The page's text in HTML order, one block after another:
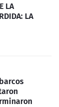
LA
LA